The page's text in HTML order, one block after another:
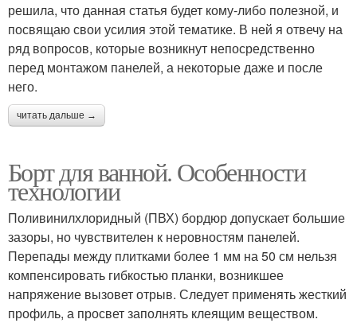
решила, что данная статья будет кому-либо полезной, и
посвящаю свои усилия этой тематике. В ней я отвечу на
ряд вопросов, которые возникнут непосредственно
перед монтажом панелей, а некоторые даже и после
него.
читать дальше →
Борт для ванной. Особенности
технологии
Поливинилхлоридный (ПВХ) бордюр допускает большие
зазоры, но чувствителен к неровностям панелей.
Перепады между плитками более 1 мм на 50 см нельзя
компенсировать гибкостью планки, возникшее
напряжение вызовет отрыв. Следует применять жесткий
профиль, а просвет заполнять клеящим веществом.